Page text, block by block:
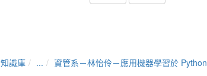
知識庫 ...
資管系－林怡伶－應⽤機器學習於 Python